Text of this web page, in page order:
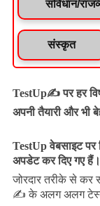
संविधान/
संस्कृत
TestUp✍️ पर हर
अपनी तैयारी और
TestUp वेबसाइट पर
अपडेट कर दिए गए हैं।
जोरदार तरीके से
✍️ के अलग अलग टेस्ट